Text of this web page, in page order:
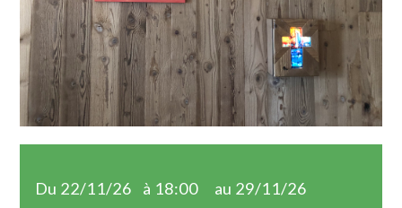
Du 22/11/26 à 18:00 au 29/11/26